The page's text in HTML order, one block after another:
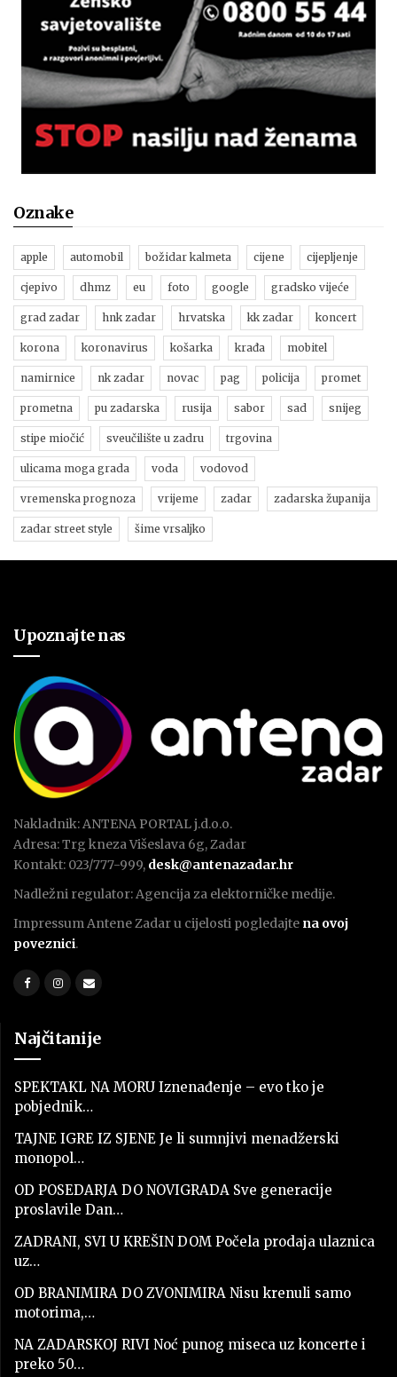
Oznake
apple automobil božidar kalmeta cijene cijepljenje
cjepivo dhmz eu foto google gradsko vijeće
grad zadar hnk zadar hrvatska kk zadar koncert
korona koronavirus košarka krađa mobitel
namirnice nk zadar novac pag policija promet
prometna pu zadarska rusija sabor sad snijeg
stipe miočić sveučilište u zadru trgovina
ulicama moga grada voda vodovod
vremenska prognoza vrijeme zadar zadarska županija
zadar street style šime vrsaljko
Upoznajte nas
Nakladnik: ANTENA PORTAL j.d.o.o.
Adresa: Trg kneza Višeslava 6g, Zadar
Kontakt: 023/777-999, desk@antenazadar.hr
Nadležni regulator: Agencija za elektorničke medije.
Impressum Antene Zadar u cijelosti pogledajte na ovoj
poveznici.
Najčitanije
SPEKTAKL NA MORU Iznenađenje – evo tko je
pobjednik…
TAJNE IGRE IZ SJENE Je li sumnjivi menadžerski
monopol…
OD POSEDARJA DO NOVIGRADA Sve generacije
proslavile Dan…
ZADRANI, SVI U KREŠIN DOM Počela prodaja ulaznica
uz…
OD BRANIMIRA DO ZVONIMIRA Nisu krenuli samo
motorima,…
NA ZADARSKOJ RIVI Noć punog miseca uz koncerte i
preko 50…